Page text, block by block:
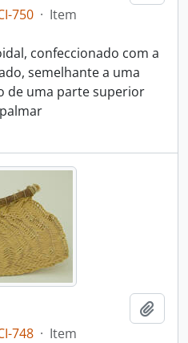
750 · Item
confeccionado com a
semelhante a uma
de uma parte superior
748 · Item